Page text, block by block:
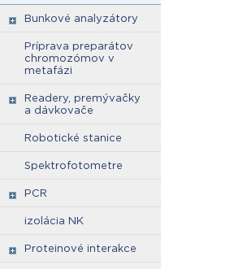
Bunkové analyzátory
Príprava preparátov
chromozómov v
metafázi
Readery, premývačky
a dávkovače
Robotické stanice
Spektrofotometre
PCR
izolácia NK
Proteinové interakce